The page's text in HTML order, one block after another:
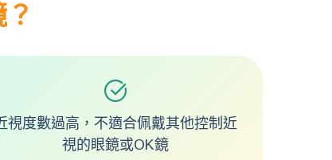
視度數過高，不適合佩戴其他控制近
視的眼鏡或OK鏡